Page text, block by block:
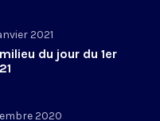
2021
du jour du 1er
2020